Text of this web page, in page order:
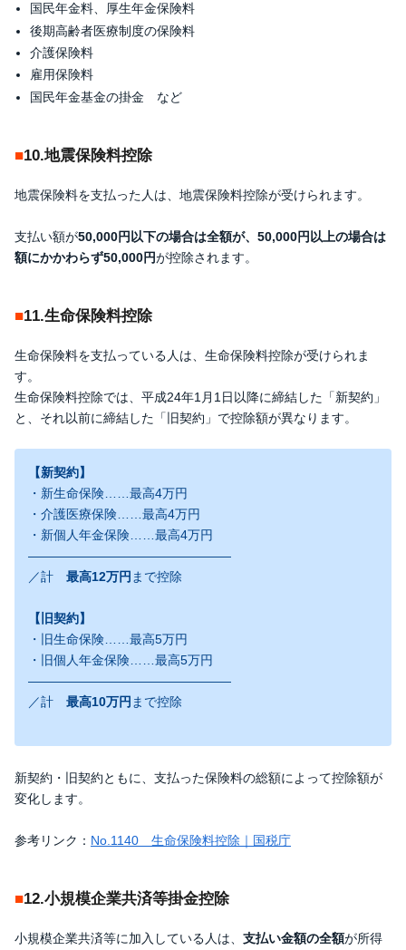
国民年金料、厚生年金保険料
後期高齢者医療制度の保険料
介護保険料
雇用保険料
国民年金基金の掛金 など
10.地震保険料控除
地震保険料を支払った人は、地震保険料控除が受けられます。
支払い額が50,000円以下の場合は全額が、50,000円以上の場合は
額にかかわらず50,000円が控除されます。
11.生命保険料控除
生命保険料を支払っている人は、生命保険料控除が受けられま
す。
生命保険料控除では、平成24年1月1日以降に締結した「新契約」
と、それ以前に締結した「旧契約」で控除額が異なります。
【新契約】
・新生命保険……最高4万円
・介護医療保険……最高4万円
・新個人年金保険……最高4万円
――――――――――――――――
／計 最高12万円 まで控除
【旧契約】
・旧生命保険……最高5万円
・旧個人年金保険……最高5万円
――――――――――――――――
／計 最高10万円 まで控除
新契約・旧契約ともに、支払った保険料の総額によって控除額が
変化します。
参考リンク： No.1140 生命保険料控除｜国税庁
12.小規模企業共済等掛金控除
小規模企業共済等に加入している人は、 支払い金額の全額が所得